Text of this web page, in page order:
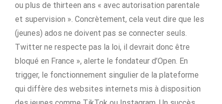
ou plus de thirteen ans « avec autorisation parentale
et supervision ». Concrètement, cela veut dire que les
(jeunes) ados ne doivent pas se connecter seuls.
Twitter ne respecte pas la loi, il devrait donc être
bloqué en France », alerte le fondateur d’Open. En
trigger, le fonctionnement singulier de la plateforme
qui diffère des websites internets mis à disposition